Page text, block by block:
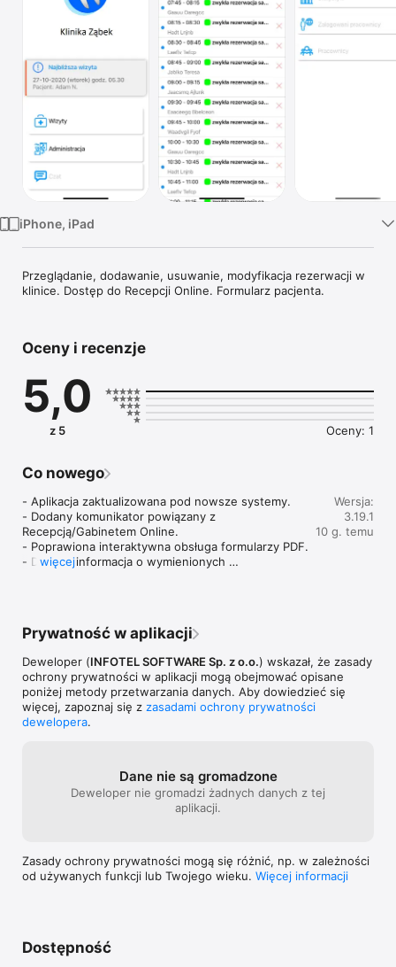
iPhone, iPad
Przeglądanie, dodawanie, usuwanie, modyfikacja rezerwacji w
klinice. Dostęp do Recepcji Online. Formularz pacjenta.
Oceny i recenzje
5,0
z 5 Oceny: 1
Co nowego
- Aplikacja zaktualizowana pod nowsze systemy.
- Dodany komunikator powiązany z
Recepcją/Gabinetem Online.
- Poprawiona interaktywna obsługa formularzy PDF.
- Dodana informacja o wymienionych
więcej
Wersja:
3.19.1
10 g. temu
Prywatność w aplikacji
Deweloper (INFOTEL SOFTWARE Sp. z o.o.) wskazał, że zasady
ochrony prywatności w aplikacji mogą obejmować opisane
poniżej metody przetwarzania danych. Aby dowiedzieć się
więcej, zapoznaj się z zasadami ochrony prywatności
dewelopera.
Dane nie są gromadzone
Deweloper nie gromadzi żadnych danych z tej
aplikacji.
Zasady ochrony prywatności mogą się różnić, np. w zależności
od używanych funkcji lub Twojego wieku. Więcej informacji
Dostępność